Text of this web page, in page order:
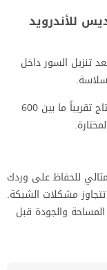
للأندرويد
تنزيل السور داخل
يحتاج تقريباً ما بين 600
للحفاظ على وردك
مشكلات الشبكة.
والجودة قبل